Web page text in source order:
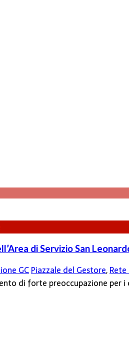
di Servizio San
GCPiazzale del Gestore,
di forte preoccupazione per